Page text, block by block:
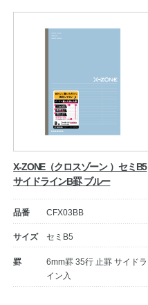
X-ZONE（クロスゾーン ）セミB5
サイドラインB罫 ブルー
品番 CFX03BB
サイズ セミB5
罫
6mm罫 35行 止罫 サイドラ
イン入